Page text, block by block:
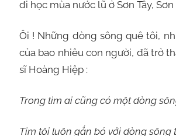
đi học mùa nước lũ ở Sơn Tây,
Ôi ! Những dòng sông quê tôi,
của bao nhiêu con người, đã trở
sĩ Hoàng Hiệp :
Trong tim ai cũng có một dòng
Tim tôi luôn gắn bó với dòng sông